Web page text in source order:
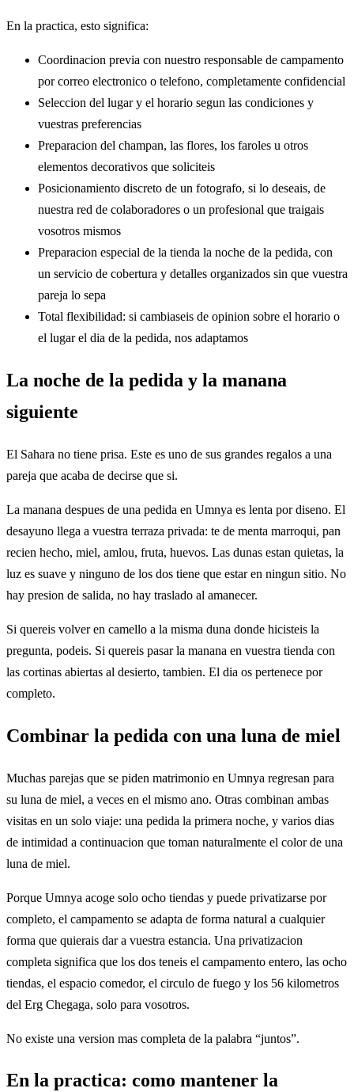
En la practica, esto significa:
Coordinacion previa con nuestro responsable de campamento
por correo electronico o telefono, completamente confidencial
Seleccion del lugar y el horario segun las condiciones y
vuestras preferencias
Preparacion del champan, las flores, los faroles u otros
elementos decorativos que soliciteis
Posicionamiento discreto de un fotografo, si lo deseais, de
nuestra red de colaboradores o un profesional que traigais
vosotros mismos
Preparacion especial de la tienda la noche de la pedida, con
un servicio de cobertura y detalles organizados sin que vuestra
pareja lo sepa
Total flexibilidad: si cambiaseis de opinion sobre el horario o
el lugar el dia de la pedida, nos adaptamos
La noche de la pedida y la manana
siguiente
El Sahara no tiene prisa. Este es uno de sus grandes regalos a una
pareja que acaba de decirse que si.
La manana despues de una pedida en Umnya es lenta por diseno. El
desayuno llega a vuestra terraza privada: te de menta marroqui, pan
recien hecho, miel, amlou, fruta, huevos. Las dunas estan quietas, la
luz es suave y ninguno de los dos tiene que estar en ningun sitio. No
hay presion de salida, no hay traslado al amanecer.
Si quereis volver en camello a la misma duna donde hicisteis la
pregunta, podeis. Si quereis pasar la manana en vuestra tienda con
las cortinas abiertas al desierto, tambien. El dia os pertenece por
completo.
Combinar la pedida con una luna de miel
Muchas parejas que se piden matrimonio en Umnya regresan para
su luna de miel, a veces en el mismo ano. Otras combinan ambas
visitas en un solo viaje: una pedida la primera noche, y varios dias
de intimidad a continuacion que toman naturalmente el color de una
luna de miel.
Porque Umnya acoge solo ocho tiendas y puede privatizarse por
completo, el campamento se adapta de forma natural a cualquier
forma que quierais dar a vuestra estancia. Una privatizacion
completa significa que los dos teneis el campamento entero, las ocho
tiendas, el espacio comedor, el circulo de fuego y los 56 kilometros
del Erg Chegaga, solo para vosotros.
No existe una version mas completa de la palabra “juntos”.
En la practica: como mantener la